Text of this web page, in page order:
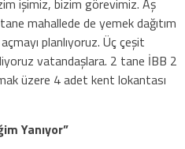
işimiz, bizim görevimiz. Aş
mahallede de yemek dağıtım
planlıyoruz. Üç çeşit
vatandaşlara. 2 tane İBB 2
üzere 4 adet kent lokantası
Yanıyor”